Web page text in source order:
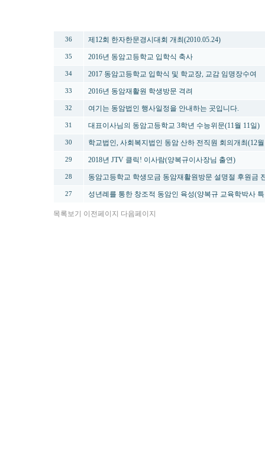
36 제12회 한자한문경시대회 개최(2010.05.24)
35 2016년 동암고등학교 입학식 축사
34 2017 동암고등학교 입학식 및 학교장, 교감 임명장수여
33 2016년 동암재활원 학생방문 격려
32 여기는 동암법인 행사일정을 안내하는 곳입니다.
31 대표이사님의 동암고등학교 3학년 수능위문(11월 11일)
30 학교법인, 사회복지법인 동암 산하 전직원 회의개최(12
29 2018년 JTV 클릭! 이사람(양복규이사장님 출연)
28 동암고등학교 학생모금 동암재활원방문 설명절 후원금
27 성년례를 통한 창조적 동암인 육성(양복규 교육학박사
목록보기 이전페이지 다음페이지